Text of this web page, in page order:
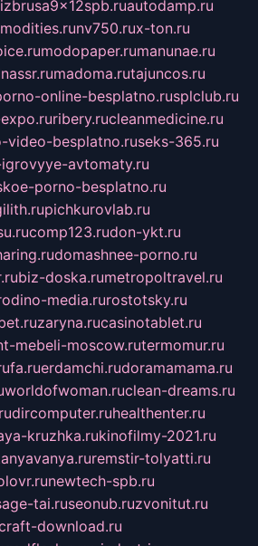
autodamp.ru
nv750.rux-ton.ru
modopaper.rumanunae.ru
madoma.rutajuncos.ru
online-besplatno.rusplclub.ru
ribery.rucleanmedicine.ru
video-besplatno.ruseks-365.ru
avtomaty.ru
porno-besplatno.ru
pichkurovlab.ru
comp123.rudon-ykt.ru
domashnee-porno.ru
biz-doska.rumetropoltravel.ru
media.rurostotsky.ru
zaryna.rucasinotablet.ru
mebeli-moscow.rutermomur.ru
erdamchi.rudoramamama.ru
worldofwoman.ruclean-dreams.ru
dircomputer.ruhealthenter.ru
kruzhka.rukinofilmy-2021.ru
remstir-tolyatti.ru
newtech-spb.ru
tai.ruseonub.ruzvonitut.ru
download.ru